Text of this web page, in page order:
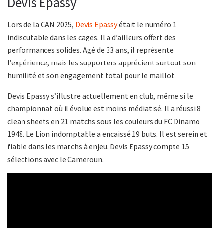
Lors de la CAN 2025, Devis Epassyétait le numéro 1
indiscutable dans les cages. Il a d’ailleurs offert des
performances solides. Agé de 33 ans, il représente
l’expérience, mais les supporters apprécient surtout son
humilité et son engagement total pour le maillot.
Devis Epassy s’illustre actuellement en club, même si le
championnat où il évolue est moins médiatisé. Il a réussi 8
clean sheets en 21 matchs sous les couleurs du FC Dinamo
1948. Le Lion indomptable a encaissé 19 buts. Il est serein et
fiable dans les matchs à enjeu. Devis Epassy compte 15
sélections avec le Cameroun.